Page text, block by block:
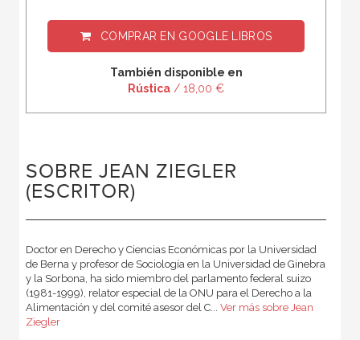
COMPRAR EN GOOGLE LIBROS
También disponible en
Rústica / 18,00 €
SOBRE JEAN ZIEGLER
(ESCRITOR)
Doctor en Derecho y Ciencias Económicas por la Universidad
de Berna y profesor de Sociología en la Universidad de Ginebra
y la Sorbona, ha sido miembro del parlamento federal suizo
(1981-1999), relator especial de la ONU para el Derecho a la
Alimentación y del comité asesor del C... Ver más sobre Jean
Ziegler